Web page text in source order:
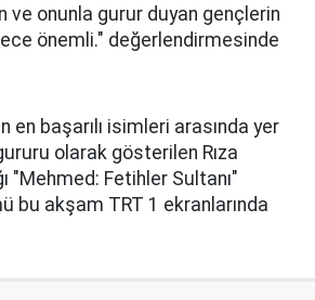
ve onunla gurur duyan gençlerin
önemli." değerlendirmesinde
en başarılı isimleri arasında yer
olarak gösterilen Rıza
"Mehmed: Fetihler Sultanı"
bu akşam TRT 1 ekranlarında